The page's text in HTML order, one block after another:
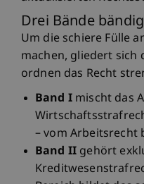
Drei Bände
Um die schiere Fülle
machen, gliedert sich
ordnen das Recht
Band Imischt das
– vom Arbeitsrecht
Band II gehört